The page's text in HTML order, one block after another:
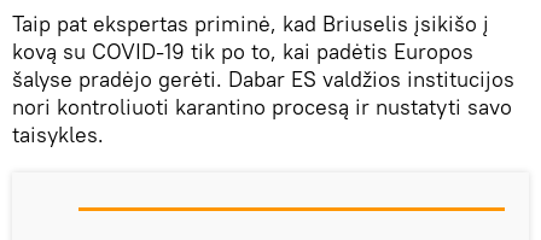
Taip pat ekspertas priminė, kad Briuselis įsikišo į
kovą su COVID-19 tik po to, kai padėtis Europos
šalyse pradėjo gerėti. Dabar ES valdžios institucijos
nori kontroliuoti karantino procesą ir nustatyti savo
taisykles.